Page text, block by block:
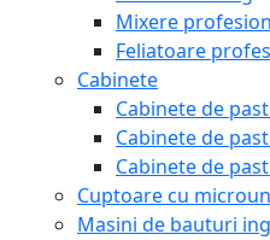
Mixere
Feliatoare
Cabinete
Cabinete de
Cabinete de
Cabinete de
Cuptoare cu
Masini de bauturi